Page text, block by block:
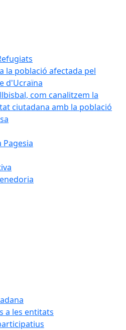
la població afectada pel
d'Ucraïna
com canalitzem la
ciutadana amb la població
Pagesia
a les entitats